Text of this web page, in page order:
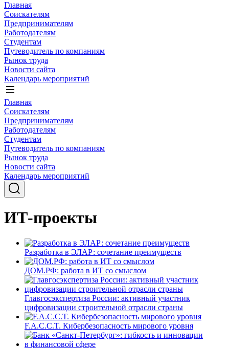
Главная
Соискателям
Предпринимателям
Работодателям
Студентам
Путеводитель по компаниям
Рынок труда
Новости сайта
Календарь мероприятий
Главная
Соискателям
Предпринимателям
Работодателям
Студентам
Путеводитель по компаниям
Рынок труда
Новости сайта
Календарь мероприятий
ИТ-проекты
Разработка в ЭЛАР: сочетание преимуществ
ДОМ.РФ: работа в ИТ со смыслом
Главгосэкспертиза России: активный участник
цифровизации строительной отрасли страны
F.A.C.C.T. Кибербезопасность мирового уровня